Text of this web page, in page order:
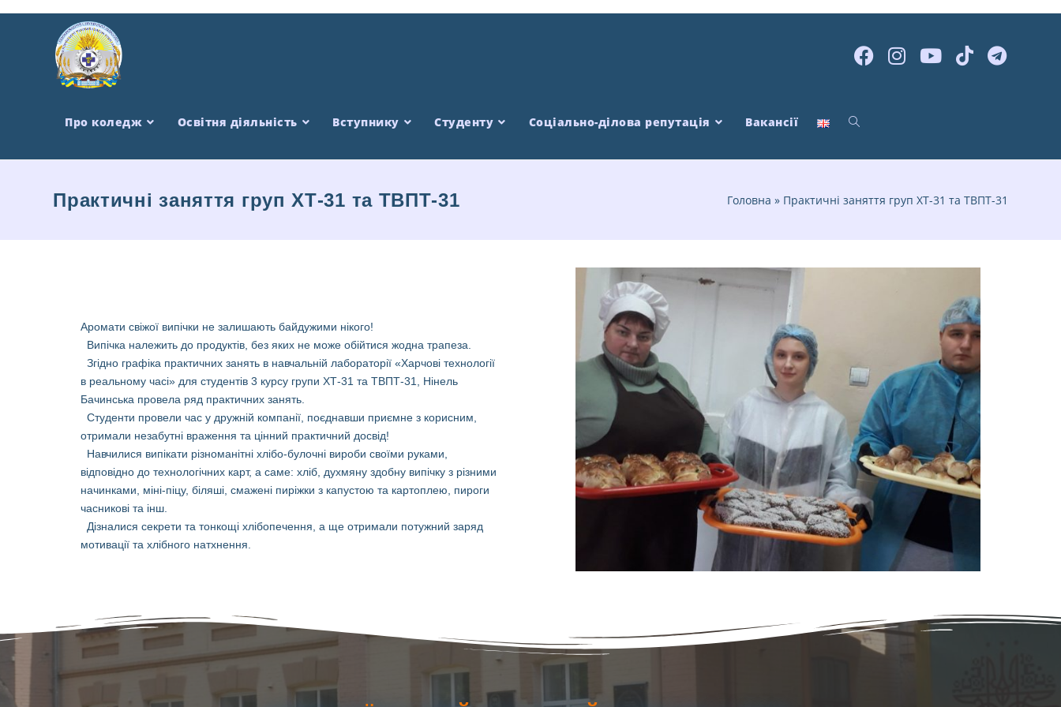
Про коледж Освітня діяльність Вступнику Студенту Соціально-ділова репутація Вакансії
Практичні заняття груп ХТ-31 та ТВПТ-31 Головна » Практичні заняття груп ХТ-31 та ТВПТ-31
Аромати свіжої випічки не залишають байдужими нікого!
Випічка належить до продуктів, без яких не може обійтися жодна трапеза.
Згідно графіка практичних занять в навчальній лабораторії «Харчові технології
в реальному часі» для студентів 3 курсу групи ХТ-31 та ТВПТ-31, Нінель
Бачинська провела ряд практичних занять.
Студенти провели час у дружній компанії, поєднавши приємне з корисним,
отримали незабутні враження та цінний практичний досвід!
Навчилися випікати різноманітні хлібо-булочні вироби своїми руками,
відповідно до технологічних карт, а саме: хліб, духмяну здобну випічку з різними
начинками, міні-піцу, біляші, смажені пиріжки з капустою та картоплею, пироги
часникові та інш.
Дізналися секрети та тонкощі хлібопечення, а ще отримали потужний заряд
мотивації та хлібного натхнення.